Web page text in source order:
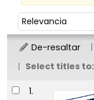
Ordenar
Ordenar por:
De-resaltar
Select titles to:
Resultados
1.